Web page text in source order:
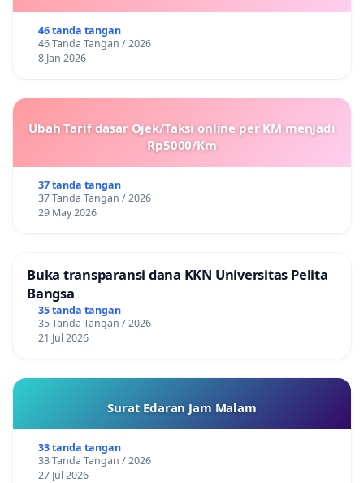
46 tanda tangan
46 Tanda Tangan / 2026
8 Jan 2026
Ubah Tarif dasar Ojek/Taksi online per KM menjadi
Rp5000/Km
37 tanda tangan
37 Tanda Tangan / 2026
29 May 2026
Buka transparansi dana KKN Universitas Pelita
Bangsa
35 tanda tangan
35 Tanda Tangan / 2026
21 Jul 2026
Surat Edaran Jam Malam
33 tanda tangan
33 Tanda Tangan / 2026
27 Jul 2026